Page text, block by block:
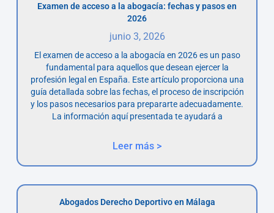
Examen de acceso a la abogacía: fechas y pasos en
2026
junio 3, 2026
El examen de acceso a la abogacía en 2026 es un paso
fundamental para aquellos que desean ejercer la
profesión legal en España. Este artículo proporciona una
guía detallada sobre las fechas, el proceso de inscripción
y los pasos necesarios para prepararte adecuadamente.
La información aquí presentada te ayudará a
Leer más >
Abogados Derecho Deportivo en Málaga